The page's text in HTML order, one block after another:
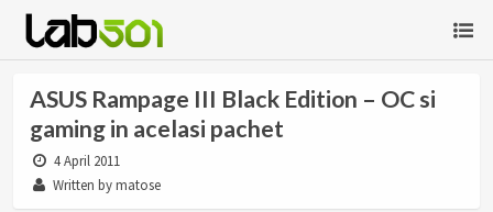
ASUS Rampage III Black Edition – OC si
gaming in acelasi pachet
4 April 2011
Written by matose